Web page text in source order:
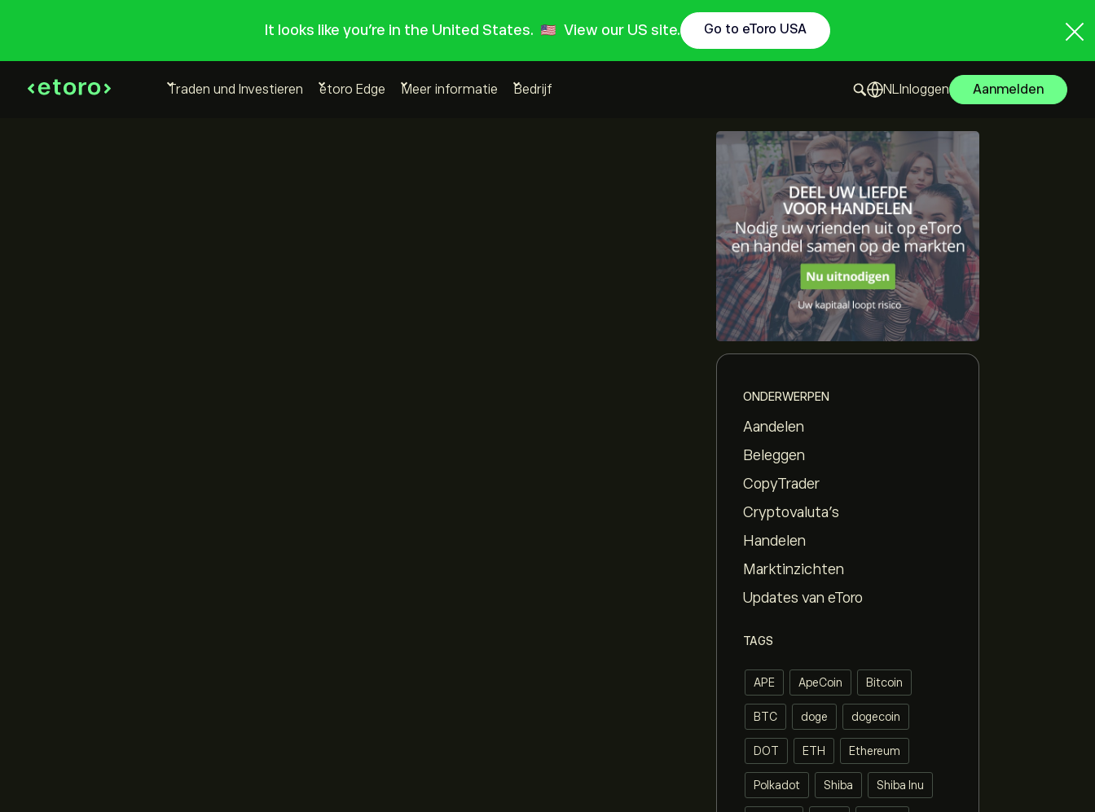
It looks like you're in the United States. View our US site. Go to eToro USA
Traden und Investieren etoro Edge Meer informatie Bedrijf Inloggen Aanmelden
ONDERWERPEN
Aandelen
Beleggen
CopyTrader
Cryptovaluta's
Handelen
Marktinzichten
Updates van eToro
TAGS
APE ApeCoin Bitcoin
BTC doge dogecoin
DOT ETH Ethereum
Polkadot Shiba Shiba Inu